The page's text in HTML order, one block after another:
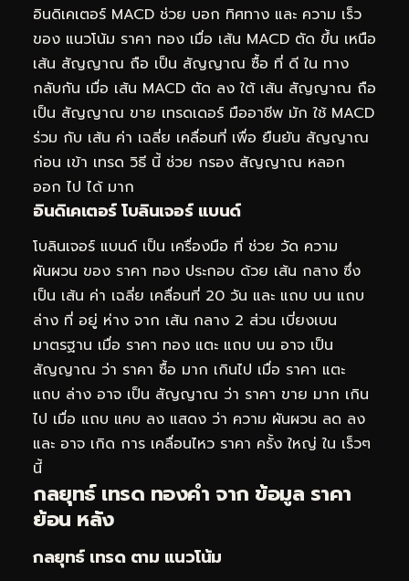
อินดิเคเตอร์ MACD ช่วย บอก ทิศทาง และ ความ เร็ว
ของ แนวโน้ม ราคา ทอง เมื่อ เส้น MACD ตัด ขึ้น เหนือ
เส้น สัญญาณ ถือ เป็น สัญญาณ ซื้อ ที่ ดี ใน ทาง
กลับกัน เมื่อ เส้น MACD ตัด ลง ใต้ เส้น สัญญาณ ถือ
เป็น สัญญาณ ขาย เทรดเดอร์ มืออาชีพ มัก ใช้ MACD
ร่วม กับ เส้น ค่า เฉลี่ย เคลื่อนที่ เพื่อ ยืนยัน สัญญาณ
ก่อน เข้า เทรด วิธี นี้ ช่วย กรอง สัญญาณ หลอก
ออก ไป ได้ มาก
อินดิเคเตอร์ โบลินเจอร์ แบนด์
โบลินเจอร์ แบนด์ เป็น เครื่องมือ ที่ ช่วย วัด ความ
ผันผวน ของ ราคา ทอง ประกอบ ด้วย เส้น กลาง ซึ่ง
เป็น เส้น ค่า เฉลี่ย เคลื่อนที่ 20 วัน และ แถบ บน แถบ
ล่าง ที่ อยู่ ห่าง จาก เส้น กลาง 2 ส่วน เบี่ยงเบน
มาตรฐาน เมื่อ ราคา ทอง แตะ แถบ บน อาจ เป็น
สัญญาณ ว่า ราคา ซื้อ มาก เกินไป เมื่อ ราคา แตะ
แถบ ล่าง อาจ เป็น สัญญาณ ว่า ราคา ขาย มาก เกิน
ไป เมื่อ แถบ แคบ ลง แสดง ว่า ความ ผันผวน ลด ลง
และ อาจ เกิด การ เคลื่อนไหว ราคา ครั้ง ใหญ่ ใน เร็วๆ
นี้
กลยุทธ์ เทรด ทองคำ จาก ข้อมูล ราคา
ย้อน หลัง
กลยุทธ์ เทรด ตาม แนวโน้ม